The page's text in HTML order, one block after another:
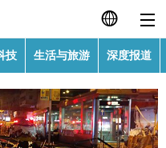
日本語
English
繁體字
技 生活与旅游 深度报道